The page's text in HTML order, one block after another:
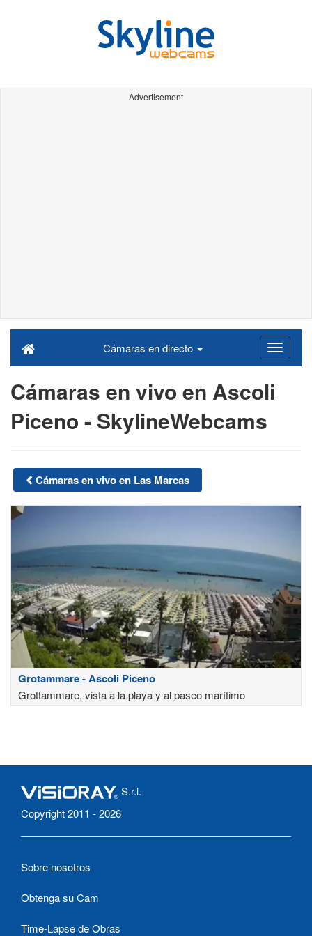
Advertisement
Cámaras en directo
Cámaras en vivo en Ascoli
Piceno - SkylineWebcams
Cámaras en vivo en Las Marcas
Grotammare - Ascoli Piceno
Grottammare, vista a la playa y al paseo marítimo
S.r.l.
Copyright 2011 - 2026
Sobre nosotros
Obtenga su Cam
Time-Lapse de Obras